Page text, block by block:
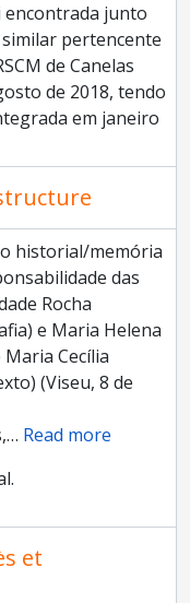
encontrada junto
pertencente
de Canelas
de 2018, tendo
em janeiro
historial/memória
das
Rocha
e Maria Helena
Cecília
(Viseu, 8 de
… Read more
et